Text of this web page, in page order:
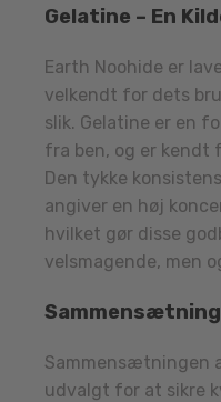
Gelatine – En
Earth Noohide er
velkendt for dets
slik. Gelatine er en
fra ben, og er
Den tykke
angiver en høj
hvilket gør disse
velsmagende, men
Sammensætning
Sammensætningen
udvalgt for at sikre